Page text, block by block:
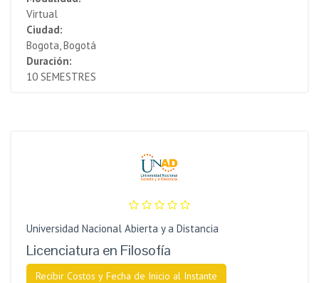
Virtual
Ciudad:
Bogota, Bogotá
Duración:
10 SEMESTRES
Universidad Nacional Abierta y a Distancia
Licenciatura en Filosofía
Recibir Costos y Fecha de Inicio al Instante